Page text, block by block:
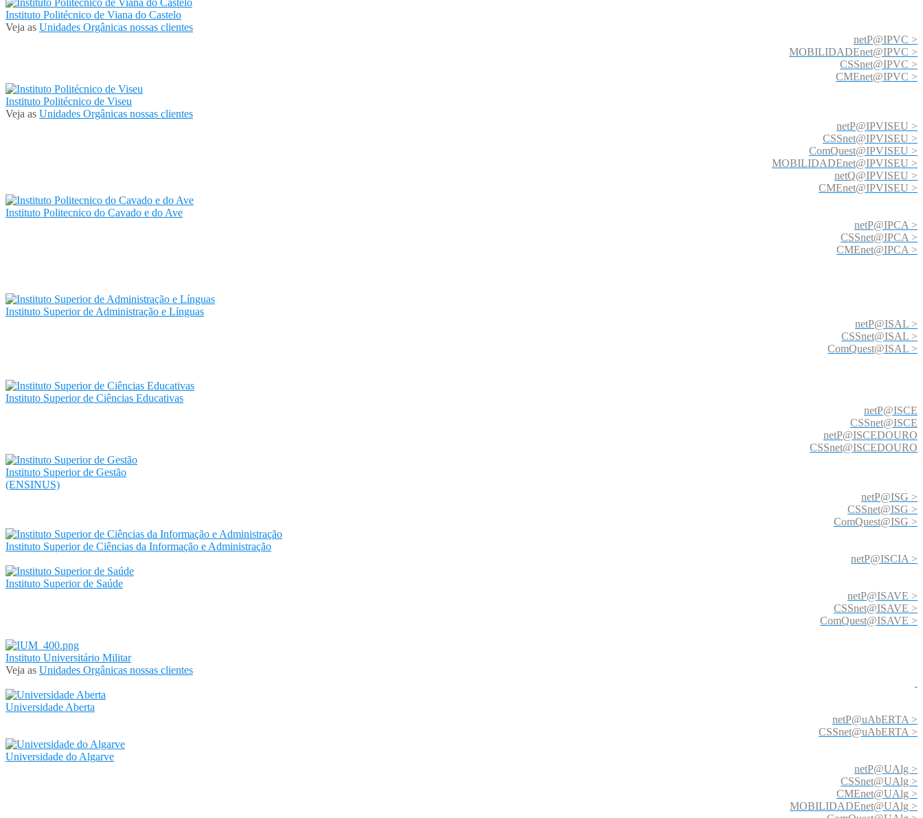
Instituto Politécnico de Viana do Castelo
Veja as Unidades Orgânicas nossas clientes
netP@IPVC >
MOBILIDADEnet@IPVC >
CSSnet@IPVC >
CMEnet@IPVC >
Instituto Politécnico de Viseu
Veja as Unidades Orgânicas nossas clientes
netP@IPVISEU >
CSSnet@IPVISEU >
ComQuest@IPVISEU >
MOBILIDADEnet@IPVISEU >
netQ@IPVISEU >
CMEnet@IPVISEU >
Instituto Politecnico do Cavado e do Ave
netP@IPCA >
CSSnet@IPCA >
CMEnet@IPCA >
Instituto Superior de Administração e Línguas
netP@ISAL >
CSSnet@ISAL >
ComQuest@ISAL >
Instituto Superior de Ciências Educativas
netP@ISCE
CSSnet@ISCE
netP@ISCEDOURO
CSSnet@ISCEDOURO
Instituto Superior de Gestão
(ENSINUS)
netP@ISG >
CSSnet@ISG >
ComQuest@ISG >
Instituto Superior de Ciências da Informação e Administração
netP@ISCIA >
Instituto Superior de Saúde
netP@ISAVE >
CSSnet@ISAVE >
ComQuest@ISAVE >
Instituto Universitário Militar
Veja as Unidades Orgânicas nossas clientes
Universidade Aberta
netP@uAbERTA >
CSSnet@uAbERTA >
Universidade do Algarve
netP@UAlg >
CSSnet@UAlg >
CMEnet@UAlg >
MOBILIDADEnet@UAlg >